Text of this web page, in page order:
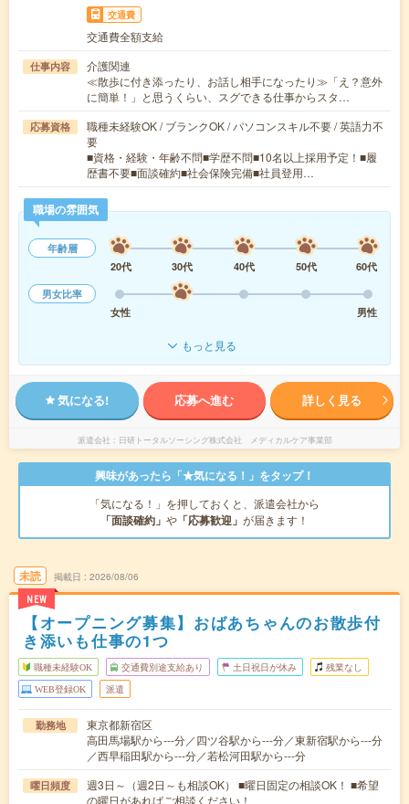
交通費
交通費全額支給
仕事内容
介護関連
≪散歩に付き添ったり、お話し相手になったり≫「え？意外
に簡単！」と思うくらい、スグできる仕事からスタ…
応募資格
職種未経験OK / ブランクOK / パソコンスキル不要 / 英語力不
要
■資格・経験・年齢不問■学歴不問■10名以上採用予定！■履
歴書不要■面談確約■社会保険完備■社員登用…
職場の雰囲気
年齢層
20代
30代 40代 50代
60代
男女比率
女性
男性
もっと見る
気になる! 応募へ進む 詳しく見る
派遣会社 日研トータルソーシング株式会社 メディカルケア事業部
興味があったら「★気になる！」をタップ！
「気になる！」を押しておくと、派遣会社から
「面談確約」 や 「応募歓迎」 が届きます！
未読
NEW
掲載日 2026/08/06
【オープニング募集】おばあちゃんのお散歩付
き添いも仕事の1つ
職種未経験OK 交通費別途支給あり 土日祝日が休み 残業なし
WEB登録OK 派遣
勤務地
東京都新宿区
高田馬場駅から---分／四ツ谷駅から---分／東新宿駅から---分
／西早稲田駅から---分／若松河田駅から---分
曜日頻度
週3日～（週2日～も相談OK） ■曜日固定の相談OK！ ■希望
の曜日があればご相談ください！